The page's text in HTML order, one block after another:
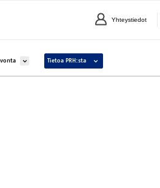
Yhteystiedot
oikeudet
Avaa alavalikko kohteelle Tilintarkastusvalvonta
Tietoa PRH:sta Avaa alavalikko